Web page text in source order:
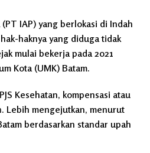
IAP) yang berlokasi di Indah
haknya yang diduga tidak
mulai bekerja pada 2021
Kota (UMK) Batam.
Kesehatan, kompensasi atau
Lebih mengejutkan, menurut
berdasarkan standar upah